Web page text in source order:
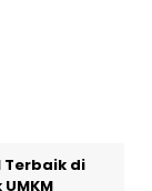
Terbaik di